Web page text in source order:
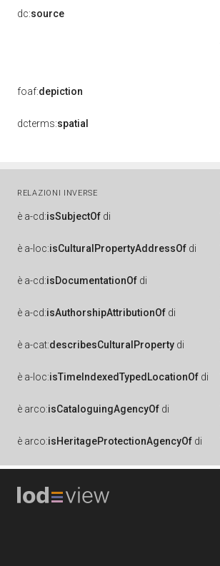
dc:source
foaf:depiction
dcterms:spatial
RELAZIONI INVERSE
è a-cd:isSubjectOf di
è a-loc:isCulturalPropertyAddressOf di
è a-cd:isDocumentationOf di
è a-cd:isAuthorshipAttributionOf di
è a-cat:describesCulturalProperty di
è a-loc:isTimeIndexedTypedLocationOf di
è arco:isCataloguingAgencyOf di
è arco:isHeritageProtectionAgencyOf di